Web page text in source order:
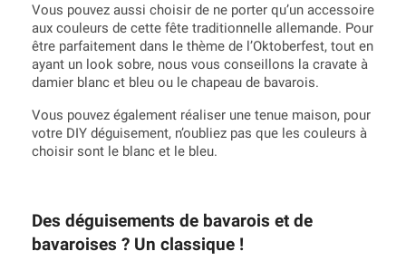
Vous pouvez aussi choisir de ne porter qu’un accessoire
aux couleurs de cette fête traditionnelle allemande. Pour
être parfaitement dans le thème de l’Oktoberfest, tout en
ayant un look sobre, nous vous conseillons la cravate à
damier blanc et bleu ou le chapeau de bavarois.
Vous pouvez également réaliser une tenue maison, pour
votre DIY déguisement, n’oubliez pas que les couleurs à
choisir sont le blanc et le bleu.
Des déguisements de bavarois et de
bavaroises ? Un classique !